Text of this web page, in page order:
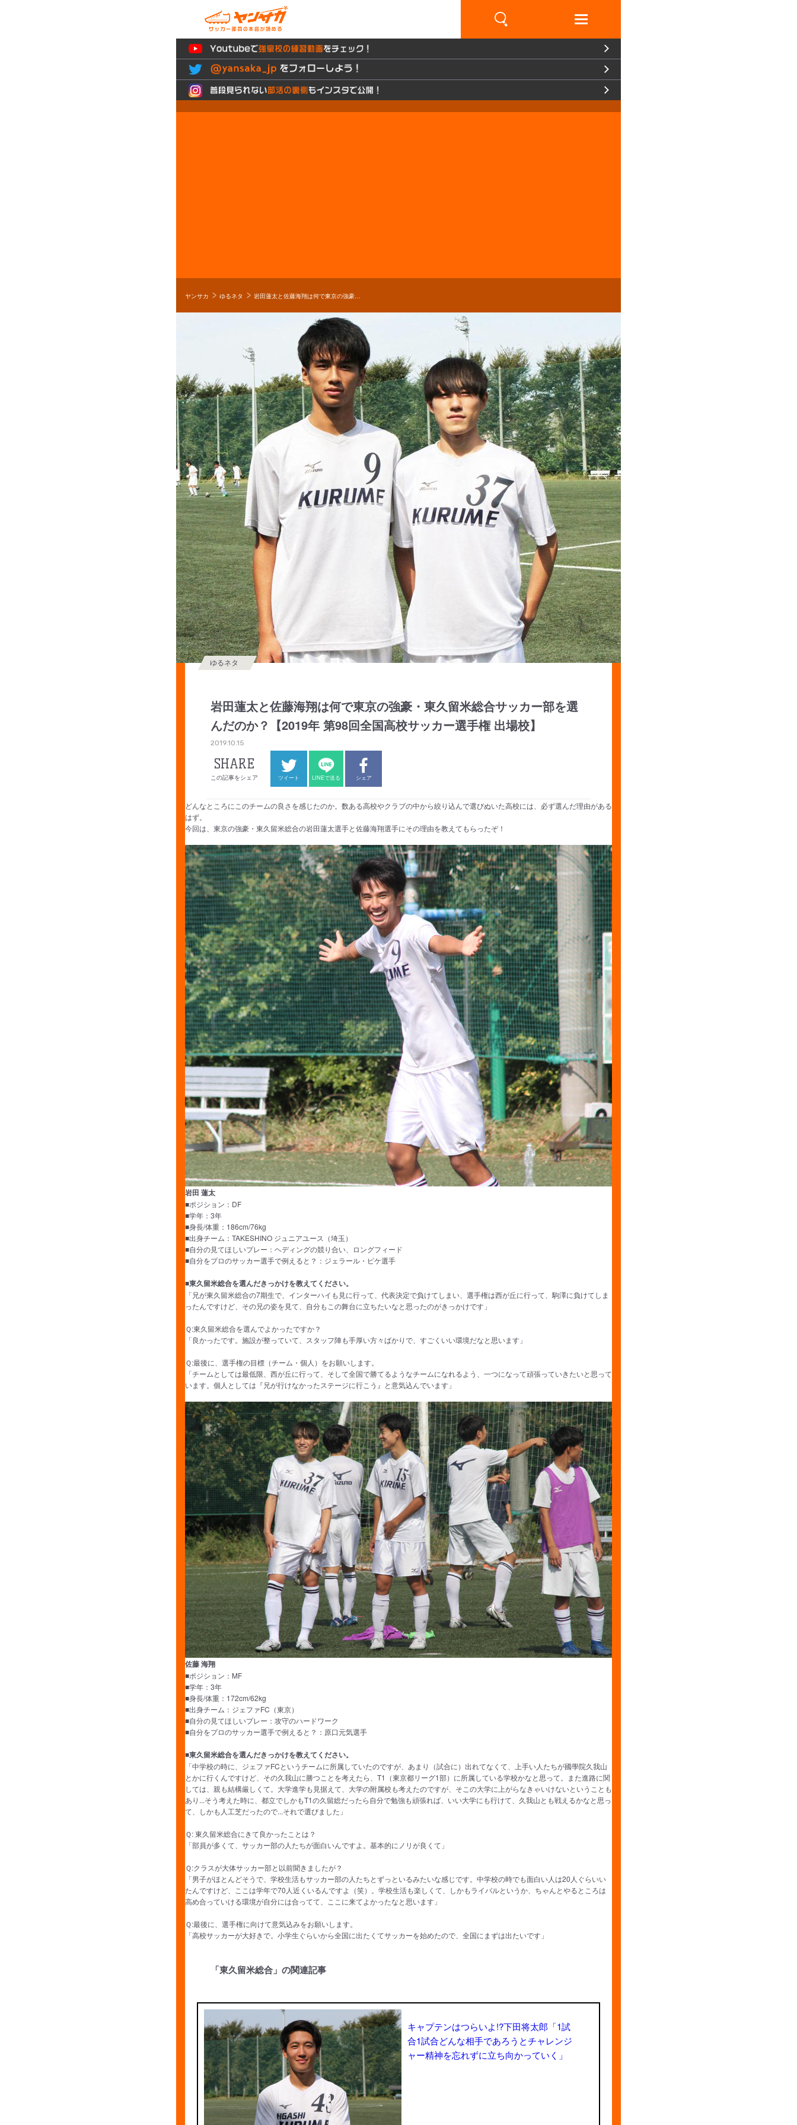
ヤンサカ ゆるネタ 岩田蓮太と佐藤海翔は何で東京の強豪・東久留米総合サッカー部を選んだのか？【2019年 第98回全国高校サッカー選手権 出場校】
岩田蓮太と佐藤海翔は何で東京の強豪・東久留米総合サッカー部を選
んだのか？【2019年 第98回全国高校サッカー選手権 出場校】
ゆるネタ
2019.10.15
SHARE
この記事をシェア ツイート LINEで送る シェア
どんなところにこのチームの良さを感じたのか。数ある高校やクラブの中から絞り込んで選びぬいた高校には、必ず選んだ理由がある
はず。
今回は、東京の強豪・東久留米総合の岩田蓮太選手と佐藤海翔選手にその理由を教えてもらったぞ！
岩田 蓮太
■ポジション：DF
■学年：3年
■身長/体重：186cm/76kg
■出身チーム：TAKESHINO ジュニアユース（埼玉）
■自分の見てほしいプレー：ヘディングの競り合い、ロングフィード
■自分をプロのサッカー選手で例えると？：ジェラール・ピケ選手
■東久留米総合を選んだきっかけを教えてください。
「兄が東久留米総合の7期生で、インターハイも見に行って、代表決定で負けてしまい、選手権は西が丘に行って、駒澤に負けてしま
ったんですけど、その兄の姿を見て、自分もこの舞台に立ちたいなと思ったのがきっかけです」
Ｑ:東久留米総合を選んでよかったですか？
「良かったです。施設が整っていて、スタッフ陣も手厚い方々ばかりで、すごくいい環境だなと思います」
Ｑ:最後に、選手権の目標（チーム・個人）をお願いします。
「チームとしては最低限、西が丘に行って、そして全国で勝てるようなチームになれるよう、一つになって頑張っていきたいと思って
います。個人としては『兄が行けなかったステージに行こう』と意気込んでいます」
佐藤 海翔
■ポジション：MF
■学年：3年
■身長/体重：172cm/62kg
■出身チーム：ジェファFC（東京）
■自分の見てほしいプレー：攻守のハードワーク
■自分をプロのサッカー選手で例えると？：原口元気選手
■東久留米総合を選んだきっかけを教えてください。
「中学校の時に、ジェファFCというチームに所属していたのですが、あまり（試合に）出れてなくて、上手い人たちが國學院久我山
とかに行くんですけど、その久我山に勝つことを考えたら、T1（東京都リーグ1部）に所属している学校かなと思って。また進路に関
しては、親も結構厳しくて。大学進学も見据えて、大学の附属校も考えたのですが、そこの大学に上がらなきゃいけないということも
あり...そう考えた時に、都立でしかもT1の久留総だったら自分で勉強も頑張れば、いい大学にも行けて、久我山とも戦えるかなと思っ
て、しかも人工芝だったので...それで選びました」
Ｑ: 東久留米総合にきて良かったことは？
「部員が多くて、サッカー部の人たちが面白いんですよ。基本的にノリが良くて」
Ｑ:クラスが大体サッカー部と以前聞きましたが？
「男子がほとんどそうで、学校生活もサッカー部の人たちとずっといるみたいな感じです。中学校の時でも面白い人は20人ぐらいい
たんですけど、ここは学年で70人近くいるんですよ（笑）。学校生活も楽しくて、しかもライバルというか、ちゃんとやるところは
高め合っていける環境が自分には合ってて、ここに来てよかったなと思います」
Ｑ:最後に、選手権に向けて意気込みをお願いします。
「高校サッカーが大好きで。小学生ぐらいから全国に出たくてサッカーを始めたので、全国にまずは出たいです」
「東久留米総合」の関連記事
キャプテンはつらいよ!?下田将太郎「1試
合1試合どんな相手であろうとチャレンジ
ャー精神を忘れずに立ち向かっていく」